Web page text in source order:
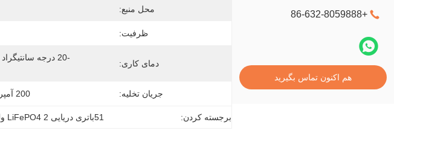
+86-632-8059888
هم اکنون تماس بگیرید
محل منبع:
ظرفیت:
دمای کاری:
جریان تخلیه: 200 آمپر (حداکثر)
برجسته کردن: 51باتری دریایی LiFePO4 2 ولت با سوئیچ